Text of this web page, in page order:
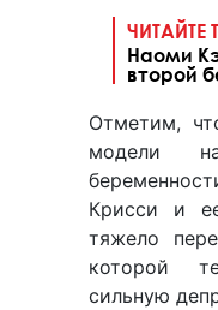
ЧИТАЙТЕ
Наоми
второй
Отметим,
модели
Крисси и
тяжело
которой
сильную